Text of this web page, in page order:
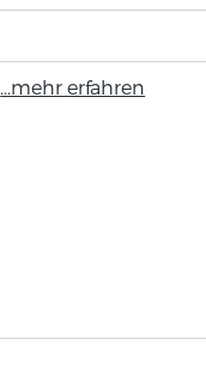
...mehr erfahren